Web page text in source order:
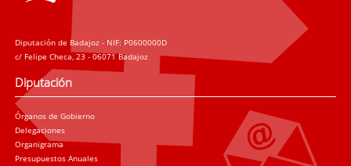
Diputación de Badajoz - NIF: P0600000D
c/ Felipe Checa, 23 - 06071 Badajoz
Diputación
Órganos de Gobierno
Delegaciones
Organigrama
Presupuestos Anuales